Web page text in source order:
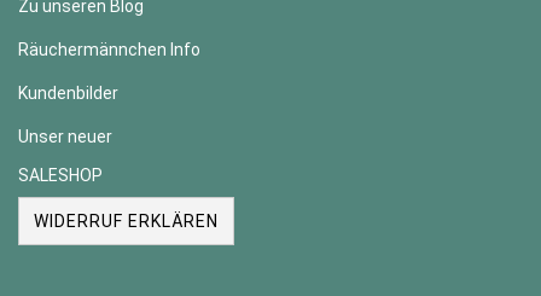
Zu unseren Blog
Räuchermännchen Info
Kundenbilder
Unser neuer
SALESHOP
WIDERRUF ERKLÄREN